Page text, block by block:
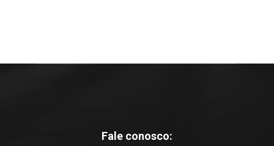
Fale conosco: